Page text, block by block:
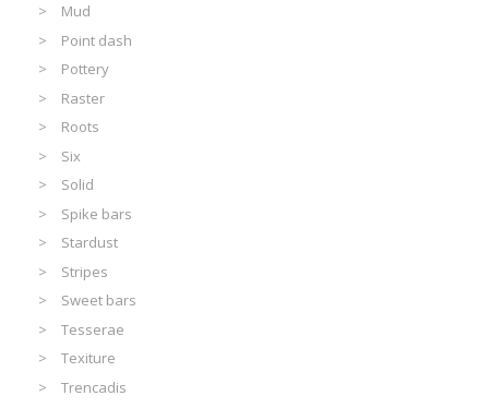
Mud
Point dash
Pottery
Raster
Roots
Six
Solid
Spike bars
Stardust
Stripes
Sweet bars
Tesserae
Texiture
Trencadis